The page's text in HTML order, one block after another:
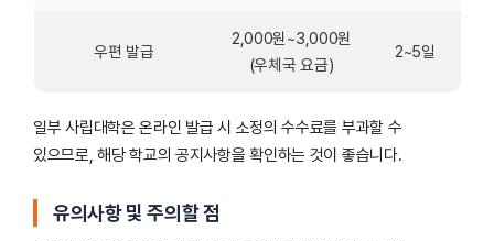
우편 발급
2,000원~3,000원
(우체국 요금)
2~5일
일부 사립대학은 온라인 발급 시 소정의 수수료를 부과할 수
있으므로, 해당 학교의 공지사항을 확인하는 것이 좋습니다.
유의사항 및 주의할 점